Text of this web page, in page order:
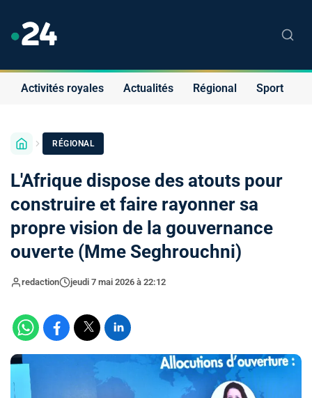
Activités royales Actualités Régional Sport
RÉGIONAL
L'Afrique dispose des atouts pour
construire et faire rayonner sa
propre vision de la gouvernance
ouverte (Mme Seghrouchni)
redaction jeudi 7 mai 2026 à 22:12